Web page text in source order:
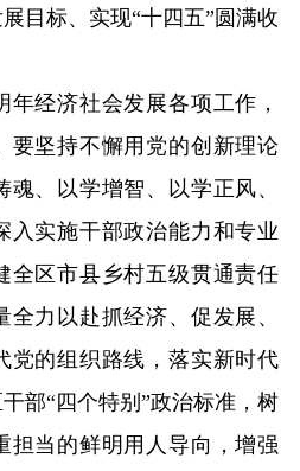
目标、实现“十四五”圆满收
经济社会发展各项工作，
要坚持不懈用党的创新理论
、以学增智、以学正风、
入实施干部政治能力和专业
全区市县乡村五级贯通责任
力以赴抓经济、促发展、
党的组织路线，落实新时代
部“四个特别”政治标准，树
担当的鲜明用人导向，增强